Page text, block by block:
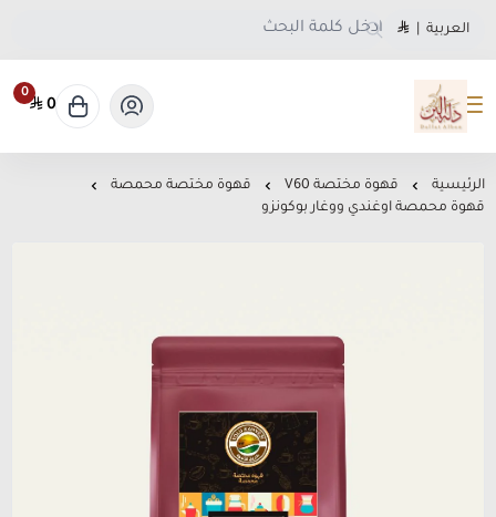
العربية
متجر دلة البن
0
0
الرئيسية قهوة مختصة V60
قهوة مختصة محمصة
قهوة محمصة اوغندي ووغار بوكونزو